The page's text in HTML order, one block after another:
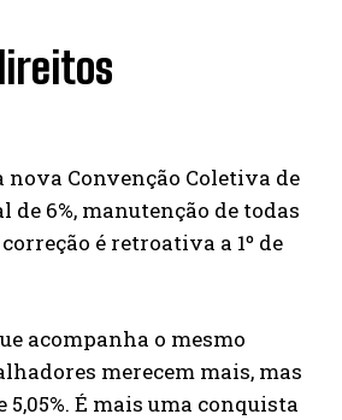
nova Convenção Coletiva de
6%, manutenção de todas
é retroativa a 1º de
acompanha o mesmo
merecem mais, mas
É mais uma conquista